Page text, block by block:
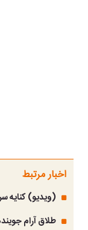
اخبار مرتبط
(ویدیو) کنایه
طلاق آرام